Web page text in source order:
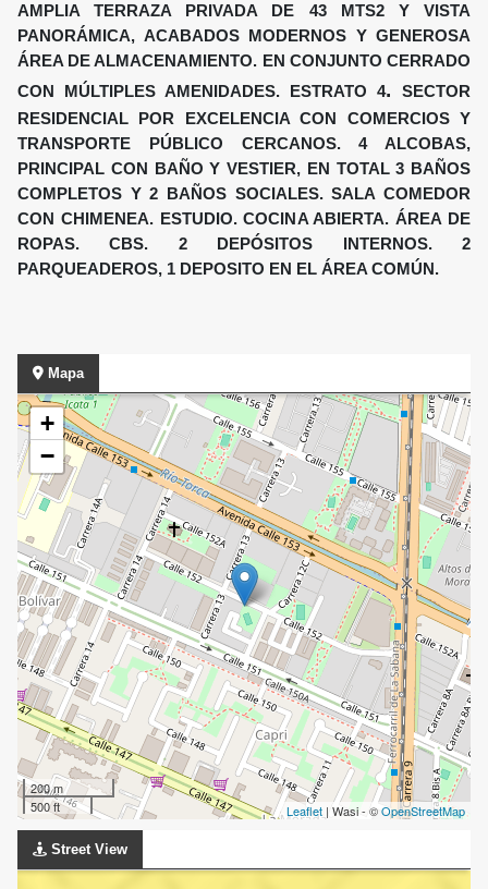
AMPLIA TERRAZA PRIVADA DE 43 MTS2 Y VISTA
PANORÁMICA, ACABADOS MODERNOS Y GENEROSA
ÁREA DE ALMACENAMIENTO. EN CONJUNTO CERRADO
CON MÚLTIPLES AMENIDADES. ESTRATO 4.
SECTOR
RESIDENCIAL POR EXCELENCIA CON COMERCIOS Y
TRANSPORTE PÚBLICO CERCANOS. 4 ALCOBAS,
PRINCIPAL CON BAÑO Y VESTIER, EN TOTAL 3 BAÑOS
COMPLETOS Y 2 BAÑOS SOCIALES. SALA COMEDOR
CON CHIMENEA. ESTUDIO. COCINA ABIERTA. ÁREA DE
ROPAS. CBS. 2 DEPÓSITOS INTERNOS. 2
PARQUEADEROS, 1 DEPOSITO EN EL ÁREA COMÚN.
Mapa
+
−
200 m
500 ft
Leaflet | Wasi - ©OpenStreetMap
Street View